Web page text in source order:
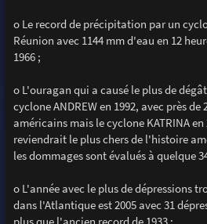
o Le record de précipitation par un
Réunion avec 1144 mm d'eau en 12
1966 ;
o L'ouragan qui a causé le plus de
cyclone ANDREW en 1992, avec près
américains mais le cyclone KATRINA
reviendrait le plus chers de l'histoire
les dommages sont évalués à quelque
o L'année avec le plus de dépressions
dans l'Atlantique est 2005 avec 31